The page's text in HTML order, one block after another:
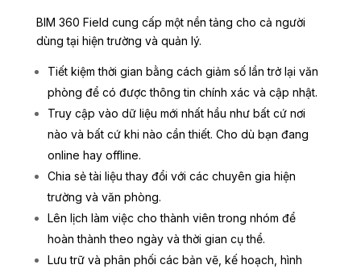
BIM 360 Field cung cấp một nền tảng cho cả người
dùng tại hiện trường và quản lý.
Tiết kiệm thời gian bằng cách giảm số lần trở lại văn
phòng để có được thông tin chính xác và cập nhật.
Truy cập vào dữ liệu mới nhất hầu như bất cứ nơi
nào và bất cứ khi nào cần thiết. Cho dù bạn đang
online hay offline.
Chia sẻ tài liệu thay đổi với các chuyên gia hiện
trường và văn phòng.
Lên lịch làm việc cho thành viên trong nhóm để
hoàn thành theo ngày và thời gian cụ thể.
Lưu trữ và phân phối các bản vẽ, kế hoạch, hình